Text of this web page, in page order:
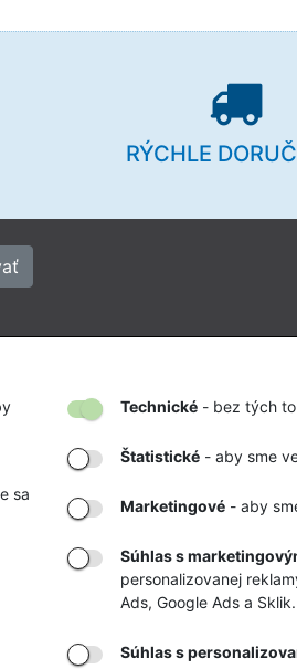
sa
Technické - bez tých
Štatistické - aby sme
Marketingové - aby
Súhlas s
personalizovanej
Ads, Google Ads a Sklik.
Súhlas s
RÝCHLE
Zákazky na mieru
Partnerstvá a spolupráca